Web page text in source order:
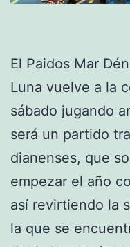
El Paidos Mar
Luna vuelve a la
sábado jugando
será un partido
dianenses, que
empezar el año
así revirtiendo la
la que se